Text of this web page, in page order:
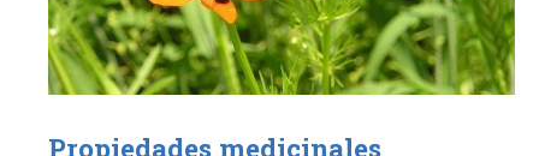
Propiedades medicinales